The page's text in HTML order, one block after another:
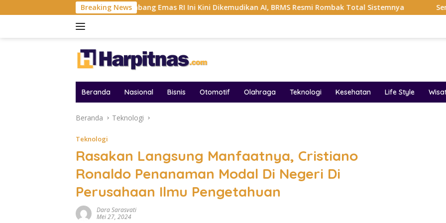
ke
Breaking News
Tambang Emas RI Ini Kini Dikemudikan AI, BRMS Resmi Rombak Total Sistemnya Sempat Viral Gaya
Beranda Nasional Bisnis Otomotif Olahraga Teknologi Kesehatan Life Style
Beranda Teknologi
Teknologi
Rasakan Langsung Manfaatnya, Cristiano
Ronaldo Penanaman Modal Di Negeri Di
Perusahaan Ilmu Pengetahuan
Dara Sarasvati
Mei 27, 2024